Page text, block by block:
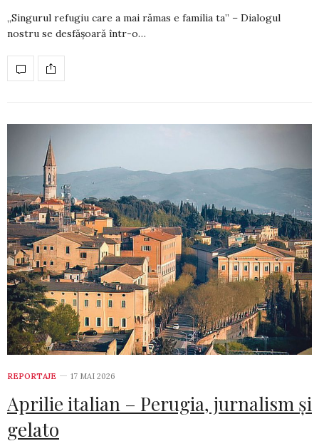
„Singurul refugiu care a mai rămas e familia ta” – Dialogul
nostru se desfășoară într-o…
REPORTAJE 17 MAI 2026
Aprilie italian – Perugia, jurnalism și
gelato